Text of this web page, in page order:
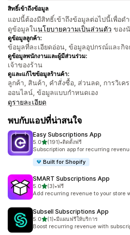
สิทธิ์เข้าถึงข้อมูล
แอปนี้ต้องมีสิทธิ์เข้าถึงข้อมูลต่อไปนี้เพื่อ
ดูข้อมูลในนโยบายความเป็นส่วนตัว ของ
ดูข้อมูลลูกค้า:
ข้อมูลที่ละเอียดอ่อน, ข้อมูลอุปกรณ์และกิจ
ดูข้อมูลพนักงานและผู้มีส่วนร่วม:
เจ้าของร้าน
ดูและแก้ไขข้อมูลร้านค้า:
ลูกค้า, สินค้า, คำสั่งซื้อ, ส่วนลด, การวิเค
ออนไลน์, ข้อมูลแบบกำหนดเอง
ดูรายละเอียด
พบกับแอปที่น่าสนใจ
Easy Subscriptions App
5.0เต็ม 5 ดาว
(191)
ทั้งหมด 191 รีวิว
•ติดตั้งฟรี
Subscription app for recurring
Built for Shopify
SMART Subscriptions App
5.0เต็ม 5 ดาว
(3)
ทั้งหมด 3 รีวิว
•ฟรี
Add recurring revenue to your store
Subsell Subscriptions App
5.0เต็ม 5 ดาว
(1)
ทั้งหมด 1 รีวิว
•มีแผนฟรีให้บริการ
Boost recurring revenue with